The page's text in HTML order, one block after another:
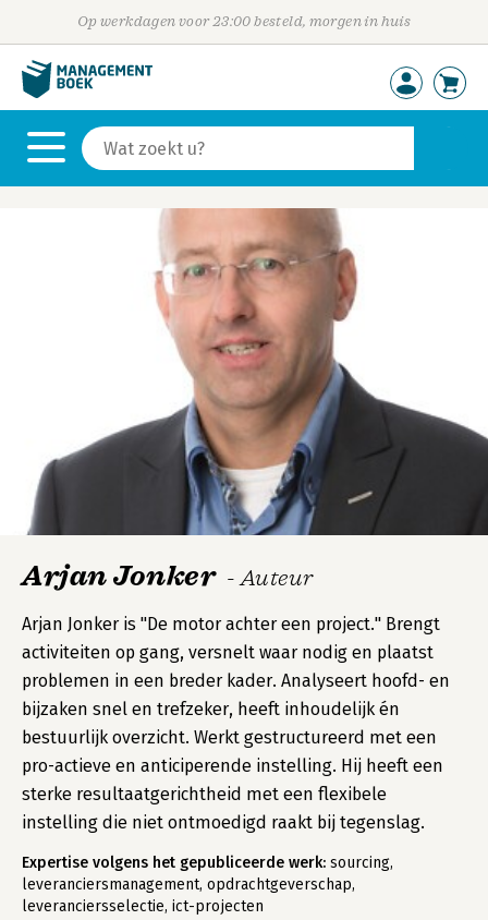
Op werkdagen voor 23:00 besteld, morgen in huis
Arjan Jonker - Auteur
Arjan Jonker is "De motor achter een project." Brengt
activiteiten op gang, versnelt waar nodig en plaatst
problemen in een breder kader. Analyseert hoofd- en
bijzaken snel en trefzeker, heeft inhoudelijk én
bestuurlijk overzicht. Werkt gestructureerd met een
pro-actieve en anticiperende instelling. Hij heeft een
sterke resultaatgerichtheid met een flexibele
instelling die niet ontmoedigd raakt bij tegenslag.
Expertise volgens het gepubliceerde werk: sourcing,
leveranciersmanagement, opdrachtgeverschap,
leveranciersselectie, ict-projecten